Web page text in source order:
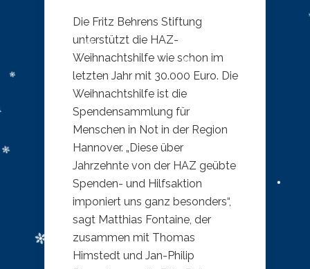
Die Fritz Behrens Stiftung
unterstützt die HAZ-
Weihnachtshilfe wie schon im
letzten Jahr mit 30.000 Euro. Die
Weihnachtshilfe ist die
Spendensammlung für
Menschen in Not in der Region
Hannover. „Diese über
Jahrzehnte von der HAZ geübte
Spenden- und Hilfsaktion
imponiert uns ganz besonders“,
sagt Matthias Fontaine, der
zusammen mit Thomas
Himstedt und Jan-Philip